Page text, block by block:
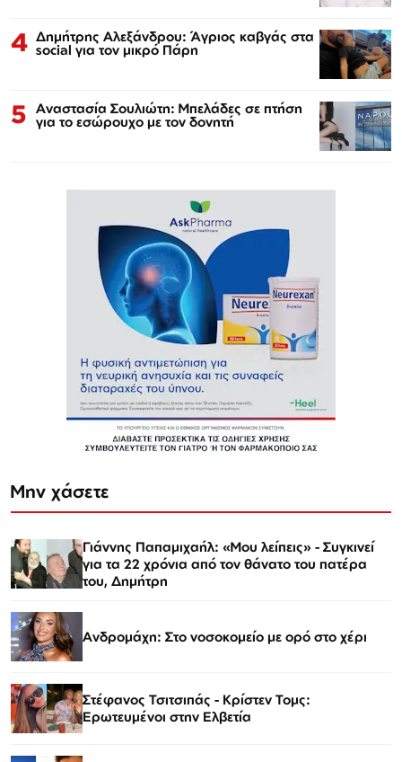
4 Δημήτρης Αλεξάνδρου: Άγριος καβγάς στα
social για τον μικρό Πάρη
5 Αναστασία Σουλιώτη: Μπελάδες σε πτήση
για το εσώρουχο με τον δονητή
Μην χάσετε
Γιάννης Παπαμιχαήλ: «Μου λείπεις» - Συγκινεί
για τα 22 χρόνια από τον θάνατο του πατέρα
του, Δημήτρη
Ανδρομάχη: Στο νοσοκομείο με ορό στο χέρι
Στέφανος Τσιτσιπάς - Kρίστεν Τομς:
Ερωτευμένοι στην Ελβετία